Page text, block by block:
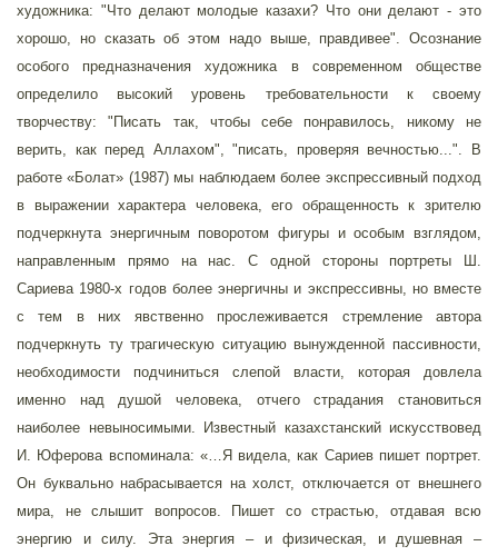
художника: "Что делают молодые казахи? Что они делают - это
хорошо, но сказать об этом надо выше, правдивее". Осознание
особого предназначения художника в современном обществе
определило высокий уровень требовательности к своему
творчеству: "Писать так, чтобы себе понравилось, никому не
верить, как перед Аллахом", "писать, проверяя вечностью...". В
работе «Болат» (1987) мы наблюдаем более экспрессивный подход
в выражении характера человека, его обращенность к зрителю
подчеркнута энергичным поворотом фигуры и особым взглядом,
направленным прямо на нас. С одной стороны портреты Ш.
Сариева 1980-х годов более энергичны и экспрессивны, но вместе
с тем в них явственно прослеживается стремление автора
подчеркнуть ту трагическую ситуацию вынужденной пассивности,
необходимости подчиниться слепой власти, которая довлела
именно над душой человека, отчего страдания становиться
наиболее невыносимыми. Известный казахстанский искусствовед
И. Юферова вспоминала: «…Я видела, как Сариев пишет портрет.
Он буквально набрасывается на холст, отключается от внешнего
мира, не слышит вопросов. Пишет со страстью, отдавая всю
энергию и силу. Эта энергия – и физическая, и душевная –